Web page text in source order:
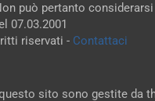
può pertanto
07.03.2001
riservati - Contattaci
sito sono gestite da